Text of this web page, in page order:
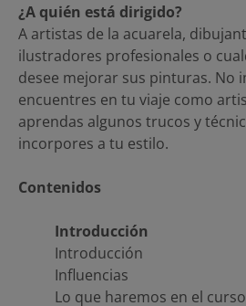
¿A quién está dirigido?
A artistas de la acuarela,
ilustradores profesionales o
desee mejorar sus pinturas. No
encuentres en tu viaje como
aprendas algunos trucos y
incorpores a tu estilo.
Contenidos
Introducción
Introducción
Influencias
Lo que haremos en el curso